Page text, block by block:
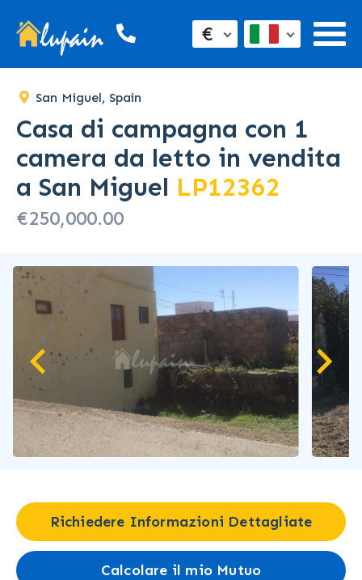
€
San Miguel, Spain
Casa di campagna con 1
camera da letto in vendita
a San Miguel LP12362
€250,000.00
Richiedere Informazioni Dettagliate
Calcolare il mio Mutuo